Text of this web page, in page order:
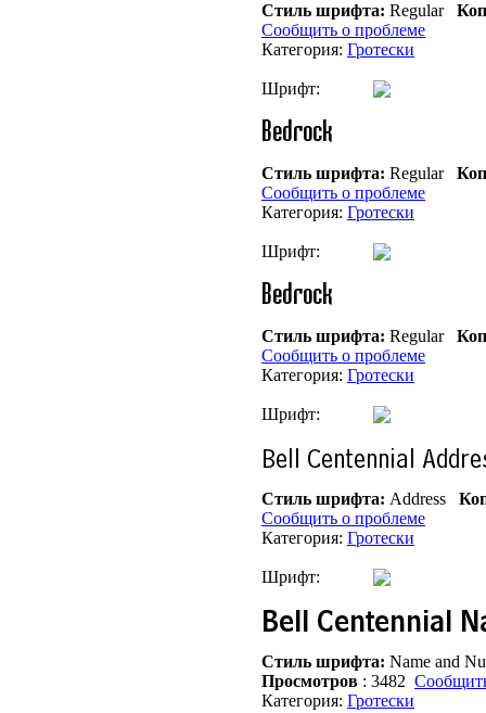
Стиль шрифта: Regular
Сообщить о проблеме
Категория: Гротески
Шрифт:
Стиль шрифта: Regular
Сообщить о проблеме
Категория: Гротески
Шрифт:
Стиль шрифта: Regular
Сообщить о проблеме
Категория: Гротески
Шрифт:
Стиль шрифта: Address
Сообщить о проблеме
Категория: Гротески
Шрифт:
Стиль шрифта: Name and
Просмотров : 3482
Категория: Гротески